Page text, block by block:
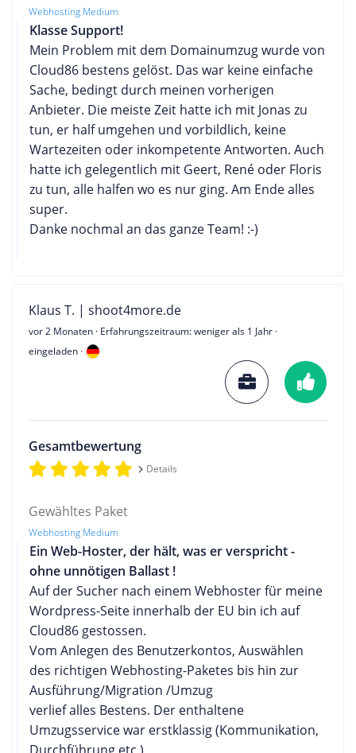
Webhosting Medium
Klasse Support!
Mein Problem mit dem Domainumzug wurde von
Cloud86 bestens gelöst. Das war keine einfache
Sache, bedingt durch meinen vorherigen
Anbieter. Die meiste Zeit hatte ich mit Jonas zu
tun, er half umgehen und vorbildlich, keine
Wartezeiten oder inkompetente Antworten. Auch
hatte ich gelegentlich mit Geert, René oder Floris
zu tun, alle halfen wo es nur ging. Am Ende alles
super.
Danke nochmal an das ganze Team! :-)
Klaus T. | shoot4more.de
vor 2 Monaten · Erfahrungszeitraum: weniger als 1 Jahr ·
eingeladen ·
Gesamtbewertung
Details
Gewähltes Paket
Webhosting Medium
Ein Web-Hoster, der hält, was er verspricht -
ohne unnötigen Ballast !
Auf der Sucher nach einem Webhoster für meine
Wordpress-Seite innerhalb der EU bin ich auf
Cloud86 gestossen.
Vom Anlegen des Benutzerkontos, Auswählen
des richtigen Webhosting-Paketes bis hin zur
Ausführung/Migration /Umzug
verlief alles Bestens. Der enthaltene
Umzugsservice war erstklassig (Kommunikation,
Durchführung etc.)